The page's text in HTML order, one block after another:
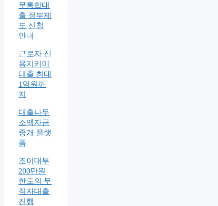
무통합대
출 정부제
도 신청
안내
근로자 신
용지키미
대출 최대
1억원까
지
대출나무
소액자금
중개 플랫
폼
조이대부
200만원
한도의 무
직자대출
진행